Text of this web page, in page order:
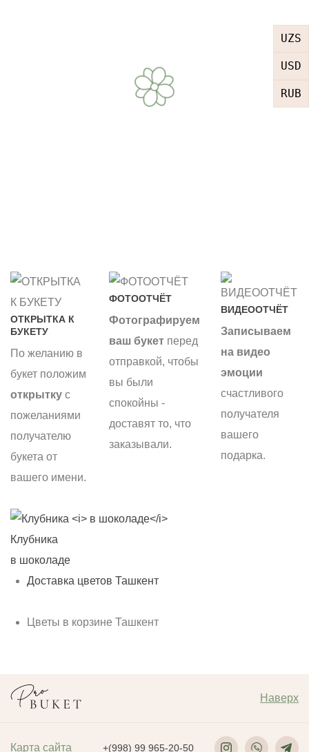
UZS
USD
RUB
ОТКРЫТКА К
БУКЕТУ
По желанию в
букет положим
открытку с
пожеланиями
получателю
букета от
вашего имени.
ФОТООТЧЁТ
Фотографируем
ваш букет перед
отправкой, чтобы
вы были
спокойны -
доставят то, что
заказывали.
ВИДЕООТЧЁТ
Записываем
на видео
эмоции
счастливого
получателя
вашего
подарка.
Клубника
в шоколаде
Доставка цветов Ташкент
Цветы в корзине Ташкент
Наверх
Карта сайта +(998) 99 965-20-50